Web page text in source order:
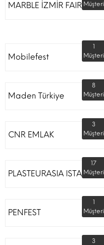
MARBLE İZMİR FAIR Müşteri
Mobilefest
1
Müşteri
Maden Türkiye
8
Müşteri
CNR EMLAK
3
Müşteri
PLASTEURASIA ISTANBUL
17
Müşteri
PENFEST
1
Müşteri
3